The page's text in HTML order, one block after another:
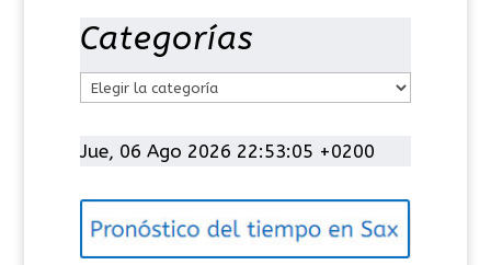
Categorías
t
g
Jue, 06 Ago 2026 22:53:05 +0200